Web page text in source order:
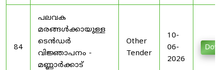
84
പലവക
മരങ്ങൾക്കായുള്ള
ടെൻഡർ
വിജ്ഞാപനം -
മണ്ണാർക്കാട്
Other
Tender
10-
06-
2026